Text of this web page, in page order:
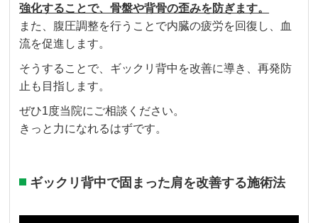
強化することで、骨盤や背骨の歪みを防ぎます。
また、腹圧調整を行うことで内臓の疲労を回復し、血
流を促進します。
そうすることで、ギックリ背中を改善に導き、再発防
止も目指します。
ぜひ1度当院にご相談ください。
きっと力になれるはずです。
ギックリ背中で固まった肩を改善する施術法